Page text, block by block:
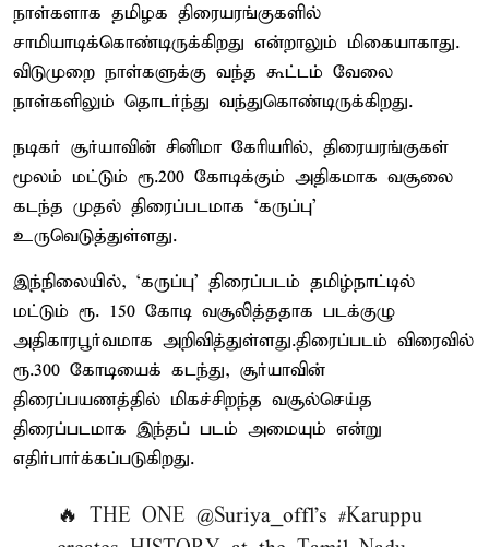
நாள்களாக தமிழக திரையரங்குகளில்
சாமியாடிக்கொண்டிருக்கிறது என்றாலும் மிகையாகாது.
விடுமுறை நாள்களுக்கு வந்த கூட்டம் வேலை
நாள்களிலும் தொடர்ந்து வந்துகொண்டிருக்கிறது.
நடிகர் சூர்யாவின் சினிமா கேரியரில், திரையரங்குகள்
மூலம் மட்டும் ரூ.200 கோடிக்கும் அதிகமாக வசூலை
கடந்த முதல் திரைப்படமாக ‘கருப்பு’
உருவெடுத்துள்ளது.
இந்நிலையில், ‘கருப்பு’ திரைப்படம் தமிழ்நாட்டில்
மட்டும் ரூ. 150 கோடி வசூலித்ததாக படக்குழு
அதிகாரபூர்வமாக அறிவித்துள்ளது.திரைப்படம் விரைவில்
ரூ.300 கோடியைக் கடந்து, சூர்யாவின்
திரைப்பயணத்தில் மிகச்சிறந்த வசூல்செய்த
திரைப்படமாக இந்தப் படம் அமையும் என்று
எதிர்பார்க்கப்படுகிறது.
🔥 THE ONE @Suriya_offl’s #Karuppu